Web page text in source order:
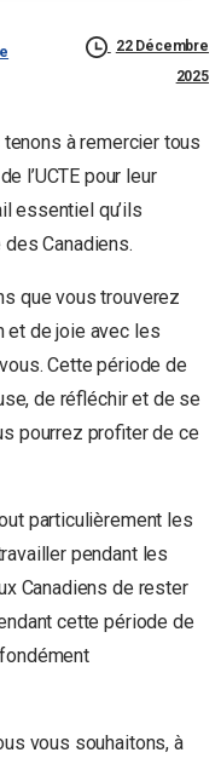
22 Décembre
2025
tenons à remercier tous
l’UCTE pour leur
essentiel qu’ils
Canadiens.
que vous trouverez
et de joie avec les
Cette période de
de réfléchir et de se
pourrez profiter de ce
particulièrement les
pendant les
Canadiens de rester
cette période de
vous souhaitons, à